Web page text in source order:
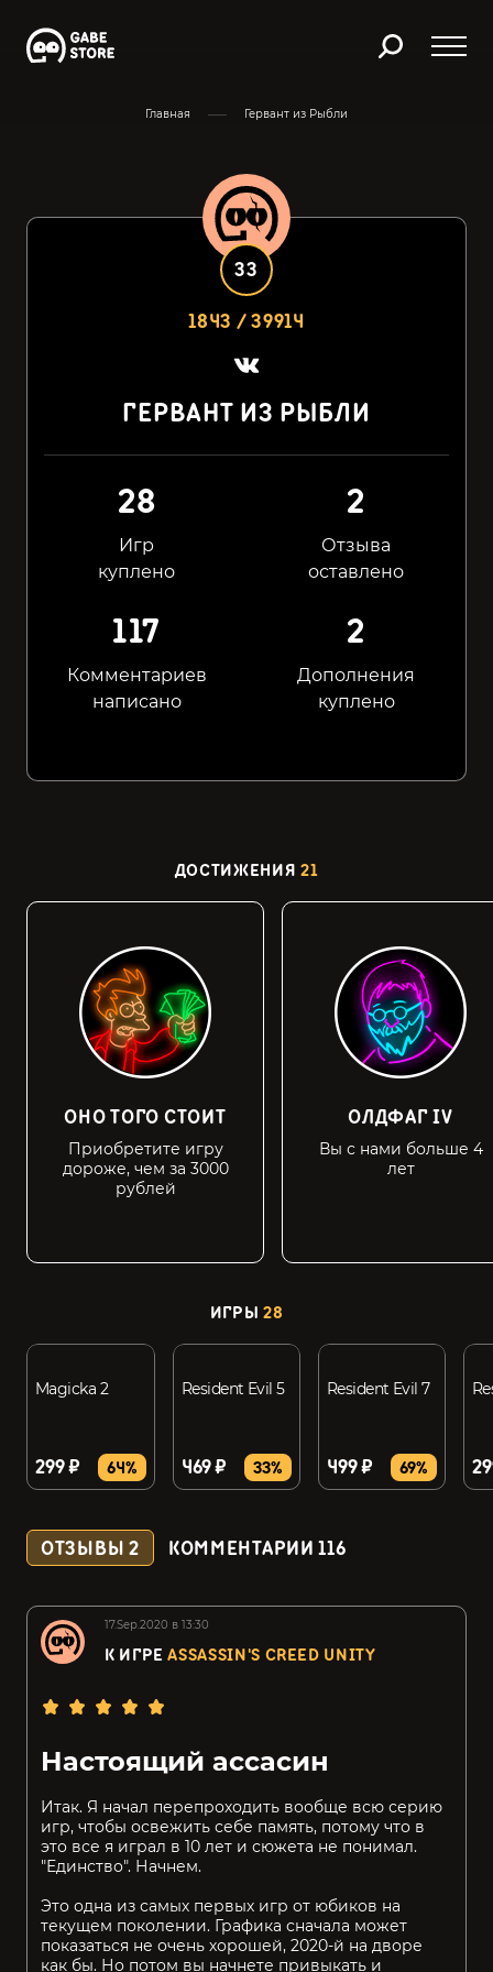
Главная Гервант из Рыбли
1843 / 39914
33
ГЕРВАНТ ИЗ РЫБЛИ
28
Игр
куплено
2
Отзыва
оставлено
117
Комментариев
написано
2
Дополнения
куплено
ДОСТИЖЕНИЯ 21
ОНО ТОГО СТОИТ
Приобретите игру
дороже, чем за 3000
рублей
ОЛДФАГ IV
Вы с нами больше 4
лет
ИГРЫ 28
Magicka 2
299 ₽ 64%
Resident Evil 5
469 ₽ 33%
Resident Evil 7
499 ₽ 69%
ОТЗЫВЫ2 КОММЕНТАРИИ116
17.Sep.2020 в 13:30
К ИГРЕASSASSIN'S CREED UNITY
Настоящий ассасин
Итак. Я начал перепроходить вообще всю серию
игр, чтобы освежить себе память, потому что в
это все я играл в 10 лет и сюжета не понимал.
"Единство". Начнем.
Это одна из самых первых игр от юбиков на
текущем поколении. Графика сначала может
показаться не очень хорошей, 2020-й на дворе
как бы. Но потом вы начнете привыкать и